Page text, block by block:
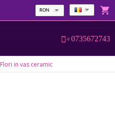
RON
0735672743
Flori in vas ceramic